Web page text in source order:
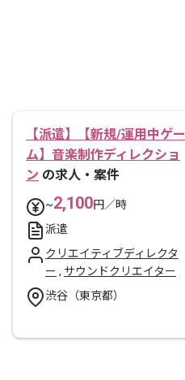
【派遣】【新規/運用中ゲー
ム】音楽制作ディレクショ
ン の求人・案件
~2,100円／時
派遣
クリエイティブディレクタ
ー , サウンドクリエイター
渋谷（東京都）